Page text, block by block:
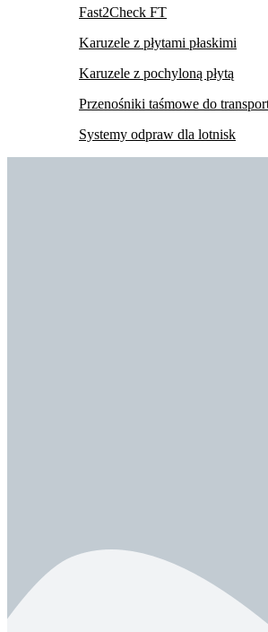
Fast2Check FT
Karuzele z płytami płaskimi
Karuzele z pochyloną płytą
Przenośniki taśmowe do
Systemy odpraw dla lotnisk